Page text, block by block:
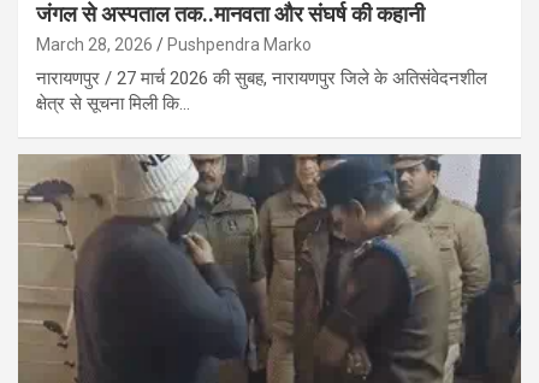
जंगल से अस्पताल तक..मानवता और संघर्ष की कहानी
March 28, 2026 Pushpendra Marko
नारायणपुर / 27 मार्च 2026 की सुबह, नारायणपुर जिले के अतिसंवेदनशील
क्षेत्र से सूचना मिली कि…